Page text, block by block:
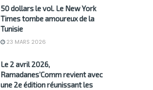
50 dollars le vol. Le New York
Times tombe amoureux de la
Tunisie
23 MARS 2026
Le 2 avril 2026,
Ramadanes’Comm revient avec
une 2e édition réunissant les